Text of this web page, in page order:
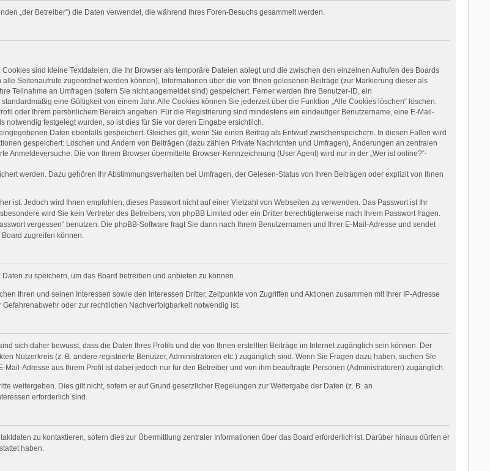
„der Betreiber“) die Daten verwendet, die während Ihres Foren-Besuchs gesammelt werden.
sind kleine Textdateien, die Ihr Browser als temporäre Dateien ablegt und die zwischen den einzelnen Aufrufen des Boards
Seitenaufrufe zugeordnet werden können), Informationen über die von Ihnen gelesenen Beiträge (zur Markierung dieser als
Teilnahme an Umfragen (sofern Sie nicht angemeldet sind) gespeichert. Ferner werden Ihre Benutzer-ID, ein
eine Gültigkeit von einem Jahr. Alle Cookies können Sie jederzeit über die Funktion „Alle Cookies löschen“ löschen.
oder Ihrem persönlichem Bereich angeben. Für die Registrierung sind mindestens ein eindeutiger Benutzername, eine E-Mail-
festgelegt wurden, so ist dies für Sie vor deren Eingabe ersichtlich.
Daten ebenfalls gespeichert. Gleiches gilt, wenn Sie einen Beitrag als Entwurf zwischenspeichern. In diesen Fällen wird
gespeichert: Löschen und Ändern von Beiträgen (dazu zählen Private Nachrichten und Umfragen), Änderungen an zentralen
Anmeldeversuche. Die von Ihrem Browser übermittelte Browser-Kennzeichnung (User Agent) wird nur in der „Wer ist online?“-
werden. Dazu gehören Ihr Abstimmungsverhalten bei Umfragen, der Gelesen-Status von Ihren Beiträgen oder explizit von Ihnen
ist. Jedoch wird Ihnen empfohlen, dieses Passwort nicht auf einer Vielzahl von Webseiten zu verwenden. Das Passwort ist Ihr
wird Sie kein Vertreter des Betreibers, von phpBB Limited oder ein Dritter berechtigterweise nach Ihrem Passwort fragen.
vergessen“ benutzen. Die phpBB-Software fragt Sie dann nach Ihrem Benutzernamen und Ihrer E-Mail-Adresse und sendet
zugreifen können.
zu speichern, um das Board betreiben und anbieten zu können.
Ihren und seinen Interessen sowie den Interessen Dritter, Zeitpunkte von Zugriffen und Aktionen zusammen mit Ihrer IP-Adresse
oder zur rechtlichen Nachverfolgbarkeit notwendig ist.
sich daher bewusst, dass die Daten Ihres Profils und die von Ihnen erstellten Beiträge im Internet zugänglich sein können. Der
Nutzerkreis (z. B. andere registrierte Benutzer, Administratoren etc.) zugänglich sind. Wenn Sie Fragen dazu haben, suchen Sie
Adresse aus Ihrem Profil ist dabei jedoch nur für den Betreiber und von ihm beauftragte Personen (Administratoren) zugänglich.
weitergeben. Dies gilt nicht, sofern er auf Grund gesetzlicher Regelungen zur Weitergabe der Daten (z. B. an
erforderlich sind.
zu kontaktieren, sofern dies zur Übermittlung zentraler Informationen über das Board erforderlich ist. Darüber hinaus dürfen er
haben.